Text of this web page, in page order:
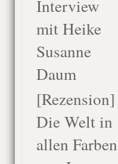
Interview
mit Heike
Susanne
Daum
[Rezension]
Die Welt in
allen Farben